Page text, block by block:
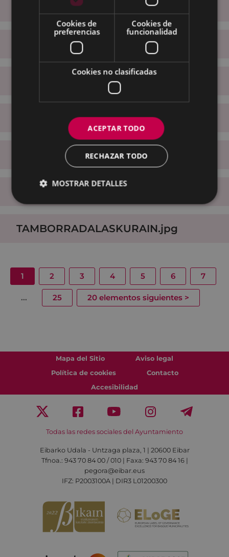
innpulso.gif
Barracas Urkizu
JAIMEURRUTIA.jpg
BIDEERTZEAN.jpg
mursego.jpg
TAMBORRADALASKURAIN.jpg
1 2 3 4 5 6 7
... 25 20 elementos siguientes >
Mapa del Sitio
Aviso legal
Política de cookies
Contacto
Accesibilidad
Todas las redes sociales del Ayuntamiento
Eibarko Udala - Untzaga plaza, 1 | 20600 Eibar
Tfnoa.: 943 70 84 00 / 010 | Faxa: 943 70 84 16 |
pegora@eibar.eus
IFZ: P2003100A | DIR3 L01200300
Cookies de
preferencias
Cookies de
funcionalidad
Cookies no clasificadas
ACEPTAR TODO
RECHAZAR TODO
MOSTRAR DETALLES